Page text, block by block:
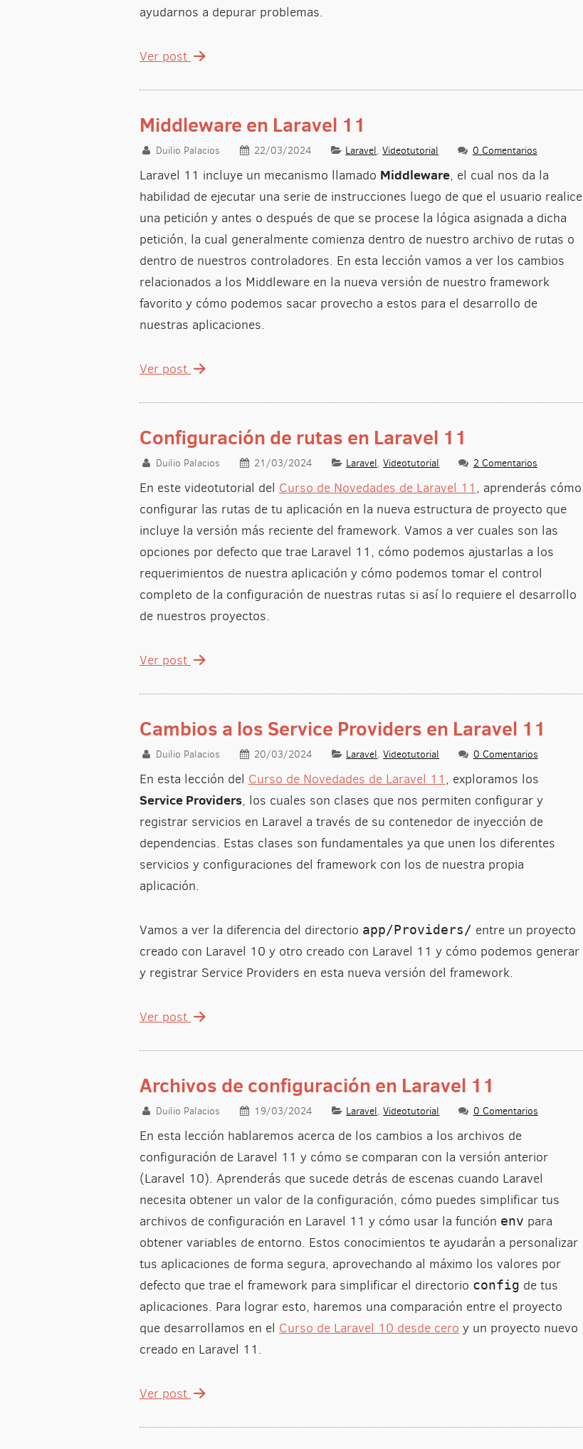
ayudarnos a depurar problemas.
Ver post
Middleware en Laravel 11
Duilio Palacios 22/03/2024 Laravel,Videotutorial 0 Comentarios
Laravel 11 incluye un mecanismo llamado Middleware, el cual nos da la
habilidad de ejecutar una serie de instrucciones luego de que el usuario realice
una petición y antes o después de que se procese la lógica asignada a dicha
petición, la cual generalmente comienza dentro de nuestro archivo de rutas o
dentro de nuestros controladores. En esta lección vamos a ver los cambios
relacionados a los Middleware en la nueva versión de nuestro framework
favorito y cómo podemos sacar provecho a estos para el desarrollo de
nuestras aplicaciones.
Ver post
Configuración de rutas en Laravel 11
Duilio Palacios 21/03/2024 Laravel,Videotutorial 2 Comentarios
En este videotutorial del Curso de Novedades de Laravel 11 , aprenderás cómo
configurar las rutas de tu aplicación en la nueva estructura de proyecto que
incluye la versión más reciente del framework. Vamos a ver cuales son las
opciones por defecto que trae Laravel 11, cómo podemos ajustarlas a los
requerimientos de nuestra aplicación y cómo podemos tomar el control
completo de la configuración de nuestras rutas si así lo requiere el desarrollo
de nuestros proyectos.
Ver post
Cambios a los Service Providers en Laravel 11
Duilio Palacios 20/03/2024 Laravel,Videotutorial 0 Comentarios
En esta lección del Curso de Novedades de Laravel 11 , exploramos los
Service Providers, los cuales son clases que nos permiten configurar y
registrar servicios en Laravel a través de su contenedor de inyección de
dependencias. Estas clases son fundamentales ya que unen los diferentes
servicios y configuraciones del framework con los de nuestra propia
aplicación.
Vamos a ver la diferencia del directorio app/Providers/ entre un proyecto
creado con Laravel 10 y otro creado con Laravel 11 y cómo podemos generar
y registrar Service Providers en esta nueva versión del framework.
Ver post
Archivos de configuración en Laravel 11
Duilio Palacios 19/03/2024 Laravel,Videotutorial 0 Comentarios
En esta lección hablaremos acerca de los cambios a los archivos de
configuración de Laravel 11 y cómo se comparan con la versión anterior
(Laravel 10). Aprenderás que sucede detrás de escenas cuando Laravel
necesita obtener un valor de la configuración, cómo puedes simplificar tus
archivos de configuración en Laravel 11 y cómo usar la función env para
obtener variables de entorno. Estos conocimientos te ayudarán a personalizar
tus aplicaciones de forma segura, aprovechando al máximo los valores por
defecto que trae el framework para simplificar el directorio config de tus
aplicaciones. Para lograr esto, haremos una comparación entre el proyecto
que desarrollamos en el Curso de Laravel 10 desde cero y un proyecto nuevo
creado en Laravel 11.
Ver post